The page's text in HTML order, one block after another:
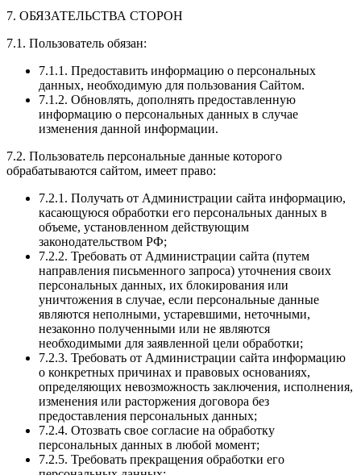
7. ОБЯЗАТЕЛЬСТВА СТОРОН
7.1. Пользователь обязан:
7.1.1. Предоставить информацию о персональных
данных, необходимую для пользования Сайтом.
7.1.2. Обновлять, дополнять предоставленную
информацию о персональных данных в случае
изменения данной информации.
7.2. Пользователь персональные данные которого
обрабатываются сайтом, имеет право:
7.2.1. Получать от Администрации сайта информацию,
касающуюся обработки его персональных данных в
объеме, установленном действующим
законодательством РФ;
7.2.2. Требовать от Администрации сайта (путем
направления письменного запроса) уточнения своих
персональных данных, их блокирования или
уничтожения в случае, если персональные данные
являются неполными, устаревшими, неточными,
незаконно полученными или не являются
необходимыми для заявленной цели обработки;
7.2.3. Требовать от Администрации сайта информацию
о конкретных причинах и правовых основаниях,
определяющих невозможность заключения, исполнения,
изменения или расторжения договора без
предоставления персональных данных;
7.2.4. Отозвать свое согласие на обработку
персональных данных в любой момент;
7.2.5. Требовать прекращения обработки его